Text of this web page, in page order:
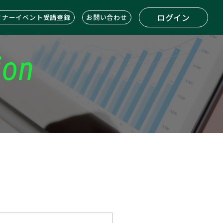
ナーイベント受講登録 お問い合わせ ログイン